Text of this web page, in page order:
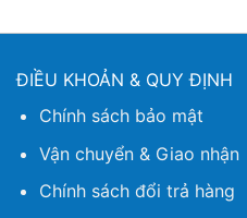
ĐIỀU KHOẢN & QUY ĐỊNH
Chính sách bảo mật
Vận chuyển & Giao nhận
Chính sách đổi trả hàng